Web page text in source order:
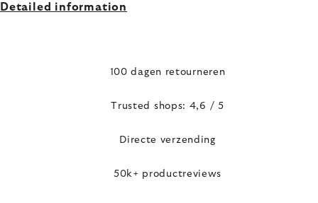
Detailed information
100 dagen retourneren
Trusted shops: 4,6 / 5
Directe verzending
50k+ productreviews